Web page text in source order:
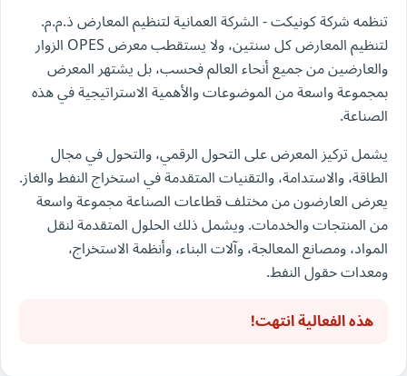
تنظمه شركة كونيكت - الشركة العمانية لتنظيم المعارض ذ.م.م.
لتنظيم المعارض كل سنتين، ولا يستقطب معرض OPES الزوار
والعارضين من جميع أنحاء العالم فحسب، بل يشتهر المعرض
بمجموعة واسعة من الموضوعات والأهمية الاستراتيجية في هذه
الصناعة.
يشمل تركيز المعرض على التحول الرقمي، والتحول في مجال
الطاقة، والاستدامة، والتقنيات المتقدمة في استخراج النفط والغاز.
يعرض العارضون من مختلف قطاعات الصناعة مجموعة واسعة
من المنتجات والخدمات. ويشمل ذلك الحلول المتقدمة لنقل
المواد، ومصانع المعالجة، وآلات البناء، وأنظمة الاستخراج،
ومعدات حقول النفط.
هذه الفعالية انتهت!